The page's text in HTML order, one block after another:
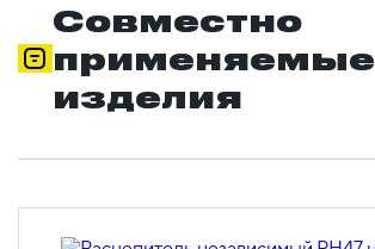
Совместно
применяемые
изделия